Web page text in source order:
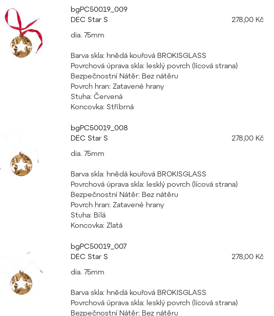
bgPC50019_009
DEC Star S
278,00 Kč
dia. 75mm
Barva skla: hnědá kouřová BROKISGLASS
Povrchová úprava skla: lesklý povrch (lícová strana)
Bezpečnostní Nátěr: Bez nátěru
Povrch hran: Zatavené hrany
Stuha: Červená
Koncovka: Stříbrná
bgPC50019_008
DEC Star S
278,00 Kč
dia. 75mm
Barva skla: hnědá kouřová BROKISGLASS
Povrchová úprava skla: lesklý povrch (lícová strana)
Bezpečnostní Nátěr: Bez nátěru
Povrch hran: Zatavené hrany
Stuha: Bílá
Koncovka: Zlatá
bgPC50019_007
DEC Star S
278,00 Kč
dia. 75mm
Barva skla: hnědá kouřová BROKISGLASS
Povrchová úprava skla: lesklý povrch (lícová strana)
Bezpečnostní Nátěr: Bez nátěru